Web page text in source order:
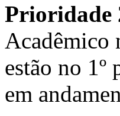
Prioridade
Acadêmico
estão no 1º
em